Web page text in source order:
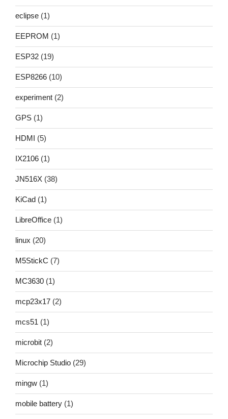
eclipse (1)
EEPROM (1)
ESP32 (19)
ESP8266 (10)
experiment (2)
GPS (1)
HDMI (5)
IX2106 (1)
JN516X (38)
KiCad (1)
LibreOffice (1)
linux (20)
M5StickC (7)
MC3630 (1)
mcp23x17 (2)
mcs51 (1)
microbit (2)
Microchip Studio (29)
mingw (1)
mobile battery (1)